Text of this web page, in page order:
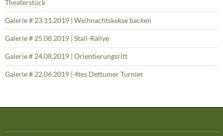
Theaterstück
Galerie # 23.11.2019 | Weihnachtskekse backen
Galerie # 25.08.2019 | Stall-Rallye
Galerie # 24.08.2019 | Orientierungsritt
Galerie # 22.06.2019 | 4tes Dettumer Turnier